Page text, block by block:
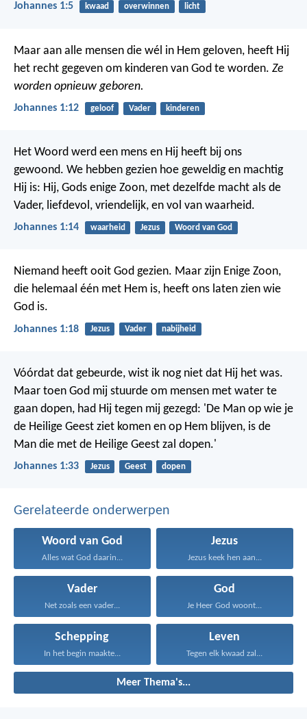
Johannes 1:5 kwaad overwinnen licht
Maar aan alle mensen die wél in Hem geloven, heeft Hij
het recht gegeven om kinderen van God te worden. Ze
worden opnieuw geboren.
Johannes 1:12 geloof Vader kinderen
Het Woord werd een mens en Hij heeft bij ons
gewoond. We hebben gezien hoe geweldig en machtig
Hij is: Hij, Gods enige Zoon, met dezelfde macht als de
Vader, liefdevol, vriendelijk, en vol van waarheid.
Johannes 1:14 waarheid Jezus Woord van God
Niemand heeft ooit God gezien. Maar zijn Enige Zoon,
die helemaal één met Hem is, heeft ons laten zien wie
God is.
Johannes 1:18 Jezus Vader nabijheid
Vóórdat dat gebeurde, wist ik nog niet dat Hij het was.
Maar toen God mij stuurde om mensen met water te
gaan dopen, had Hij tegen mij gezegd: 'De Man op wie je
de Heilige Geest ziet komen en op Hem blijven, is de
Man die met de Heilige Geest zal dopen.'
Johannes 1:33 Jezus Geest dopen
Gerelateerde onderwerpen
Woord van God
Alles wat God daarin...
Jezus
Jezus keek hen aan...
Vader
Net zoals een vader...
God
Je Heer God woont...
Schepping
In het begin maakte...
Leven
Tegen elk kwaad zal...
Meer Thema's...